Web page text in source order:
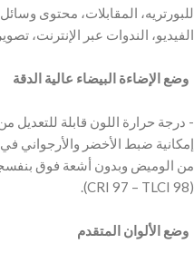
للبورتريه، المقابلات، محتوى
من الوميض وبدون أشعة فوق